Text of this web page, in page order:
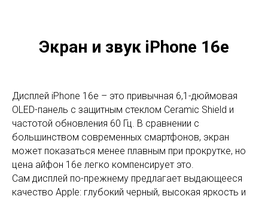
Экран и звук iPhone 16e
Дисплей iPhone 16e – это привычная 6,1-дюймовая
OLED-панель с защитным стеклом Ceramic Shield и
частотой обновления 60 Гц. В сравнении с
большинством современных смартфонов, экран
может показаться менее плавным при прокрутке, но
цена айфон 16е легко компенсирует это.
Сам дисплей по-прежнему предлагает выдающееся
качество Apple: глубокий черный, высокая яркость и